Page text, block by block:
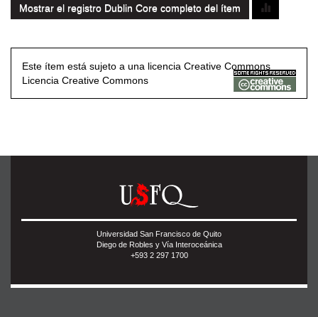
Mostrar el registro Dublin Core completo del ítem
Este ítem está sujeto a una licencia Creative Commons
Licencia Creative Commons
Universidad San Francisco de Quito
Diego de Robles y Vía Interoceánica
+593 2 297 1700